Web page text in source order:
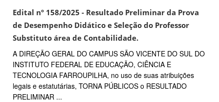
Edital nº 158/2025 - Resultado Preliminar da Prova
de Desempenho Didático e Seleção do Professor
Substituto área de Contabilidade.
A DIREÇÃO GERAL DO CAMPUS SÃO VICENTE DO SUL DO
INSTITUTO FEDERAL DE EDUCAÇÃO, CIÊNCIA E
TECNOLOGIA FARROUPILHA, no uso de suas atribuições
legais e estatutárias, TORNA PÚBLICOS o RESULTADO
PRELIMINAR ...